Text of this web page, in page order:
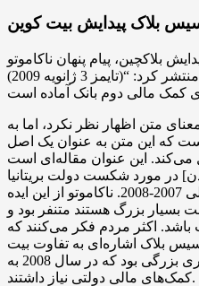
بلاک پیدایش بیت کوین
بلاکچین، پیام پنهان ناکاموتو
است که در داده‌های خام بلاکچین منتشر کرد: “(تایمز 3 ژانویه 2009)
متن اظهار نظر نکرد، اما به
که این متن به عنوان یک اصل
می‌کند. این عنوان مقاله‌ای است
2009 تایمز [لندن] در مورد شکست دولت بریتانیا
در تحریک اقتصاد پس از بحران مالی 2007-2008. ناکاموتو از این ایده
بزرگ هستند متنفر بود و
اکثر مردم فکر می‌کنند که
بلاک اشاره‌ای به تفاوت بیت
کوین با بانک‌های سرمایه‌گذاری بزرگی بود که در سال 2008 به
کمک‌های مالی دولتی نیاز داشتند.